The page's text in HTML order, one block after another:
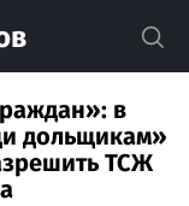
в
дольщикам»
ТСЖ